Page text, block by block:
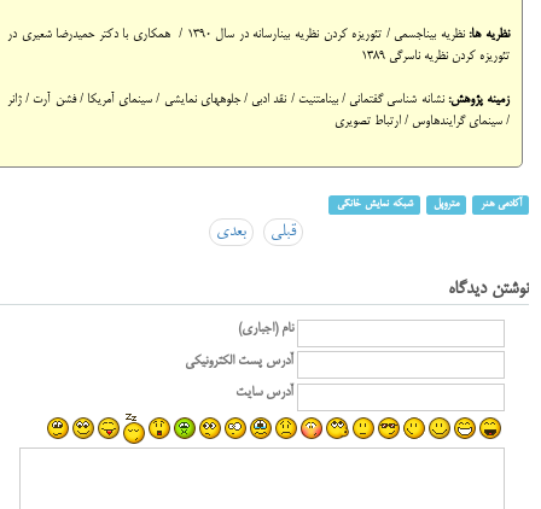
نظریه ها:نظریه بیناجسمی /
تئوریزه کردن نظریه بینارسانه در سال 1390 / همکاری با دکتر حمیدرضا شعیری در
تئوریزه کردن نظریه ناسرگی 1389
زمینه پژوهش:
نشانه شناسی گفتمانی / بینامتنیت / نقد ادبی / جلوه‎های نمایشی / سینمای آمریکا / فشن آرت / ژانر
/ سینمای گرایندهاوس / ارتباط تصویری
آکادمی هنر متروپل شبکه نمایش خانگی
قبلی بعدی
نوشتن دیدگاه
نام (اجباری)
آدرس پست الکترونیکی
آدرس سایت